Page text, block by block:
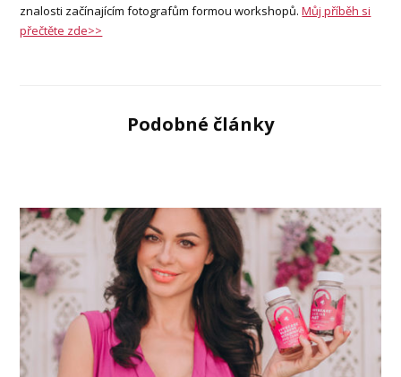
znalosti začínajícím fotografům formou workshopů.Můj příběh si
přečtěte zde>>
Podobné články